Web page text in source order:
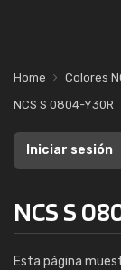
Home Colores
NCS S 0804-Y30R
Iniciar sesión
NCS S
Esta página